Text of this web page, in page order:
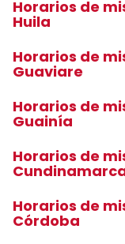
Horarios de
Huila
Horarios de
Guaviare
Horarios de
Guainía
Horarios de
Horarios de
Córdoba